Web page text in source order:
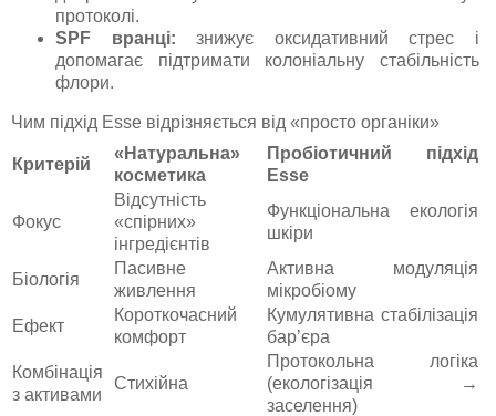
протоколі.
SPF вранці: знижує оксидативний стрес і
допомагає підтримати колоніальну стабільність
флори.
Чим підхід Esse відрізняється від «просто органіки»
Критерій
«Натуральна»
косметика
Пробіотичний підхід
Esse
Фокус
Відсутність
«спірних»
інгредієнтів
Функціональна екологія
шкіри
Біологія
Пасивне
живлення
Активна модуляція
мікробіому
Ефект
Короткочасний
комфорт
Кумулятивна стабілізація
бар’єра
Комбінація
з активами
Стихійна
Протокольна логіка
(екологізація →
заселення)